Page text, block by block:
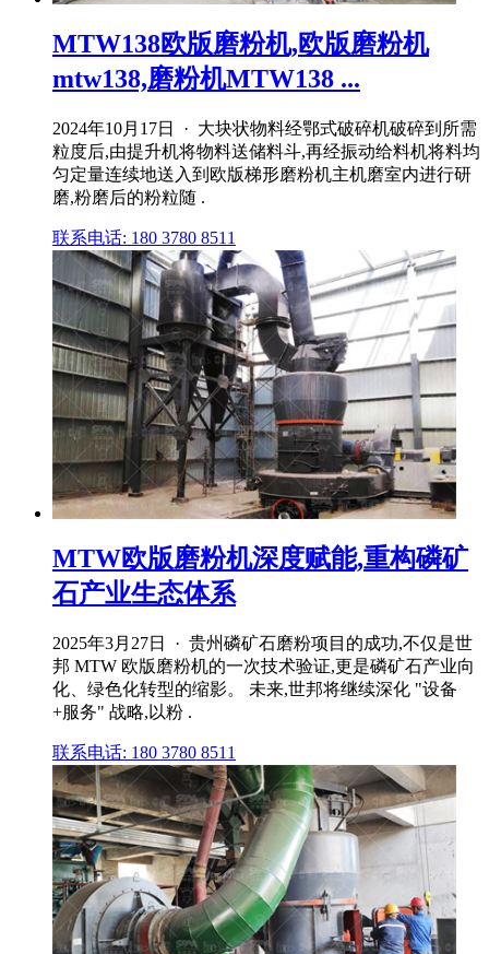
MTW138欧版磨粉机,欧版磨粉机
mtw138,磨粉机MTW138 ...
2024年10月17日 · 大块状物料经鄂式破碎机破碎到所需
粒度后,由提升机将物料送储料斗,再经振动给料机将料均
匀定量连续地送入到欧版梯形磨粉机主机磨室内进行研
磨,粉磨后的粉粒随 .
联系电话: 180 3780 8511
MTW欧版磨粉机深度赋能,重构磷矿
石产业生态体系
2025年3月27日 · 贵州磷矿石磨粉项目的成功,不仅是世
邦 MTW 欧版磨粉机的一次技术验证,更是磷矿石产业向
化、绿色化转型的缩影。 未来,世邦将继续深化 "设备
+服务" 战略,以粉 .
联系电话: 180 3780 8511